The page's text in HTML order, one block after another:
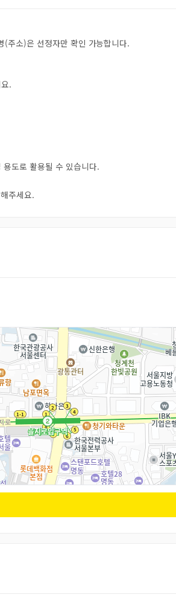
주소)은 선정자만 확인 가능합니다.
.
도로 활용될 수 있습니다.
주세요.